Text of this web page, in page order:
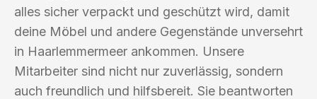
alles sicher verpackt und geschützt wird, damit
deine Möbel und andere Gegenstände unversehrt
in Haarlemmermeer ankommen. Unsere
Mitarbeiter sind nicht nur zuverlässig, sondern
auch freundlich und hilfsbereit. Sie beantworten